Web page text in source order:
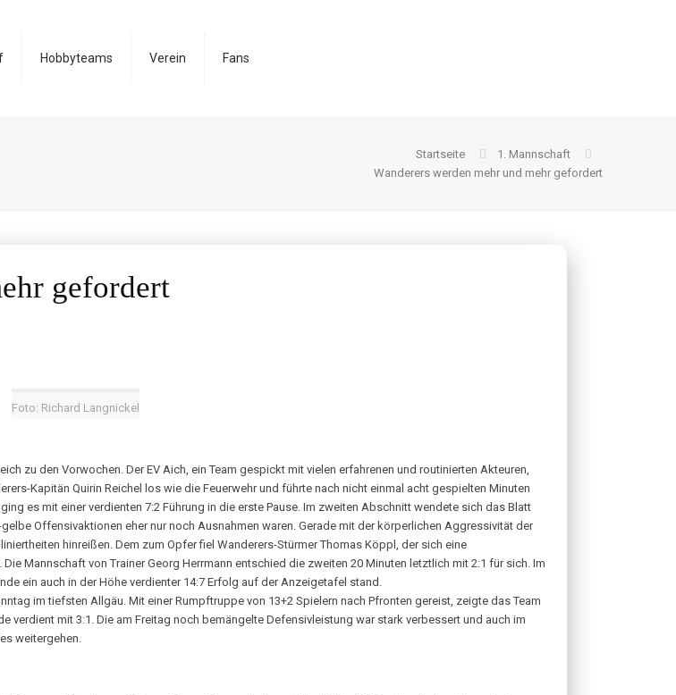
Hobbyteams Verein Fans
Startseite
1. Mannschaft
Wanderers werden mehr und mehr gefordert
gefordert
Foto: Richard Langnickel
zu den Vorwochen. Der EV Aich, ein Team gespickt mit vielen erfahrenen und routinierten Akteuren,
Kapitän Quirin Reichel los wie die Feuerwehr und führte nach nicht einmal acht gespielten Minuten
es mit einer verdienten 7:2 Führung in die erste Pause. Im zweiten Abschnitt wendete sich das Blatt
Offensivaktionen eher nur noch Ausnahmen waren. Gerade mit der körperlichen Aggressivität der
hinreißen. Dem zum Opfer fiel Wanderers-Stürmer Thomas Köppl, der sich eine
Mannschaft von Trainer Georg Herrmann entschied die zweiten 20 Minuten letztlich mit 2:1 für sich. Im
ein auch in der Höhe verdienter 14:7 Erfolg auf der Anzeigetafel stand.
im tiefsten Allgäu. Mit einer Rumpftruppe von 13+2 Spielern nach Pfronten gereist, zeigte das Team
mit 3:1. Die am Freitag noch bemängelte Defensivleistung war stark verbessert und auch im
weitergehen.